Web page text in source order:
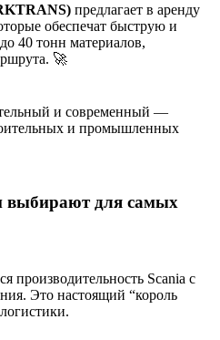
предлагает в аренду
обеспечат быструю и
40 тонн материалов,
🚀
и современный —
и промышленных
выбирают для самых
производительность Scania с
Это настоящий “король